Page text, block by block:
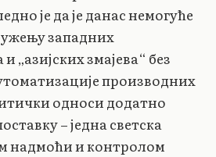
је да је данас немогуће
западних
„азијских змајева“ без
производних
односи додатно
– једна светска
надмоћи и контролом